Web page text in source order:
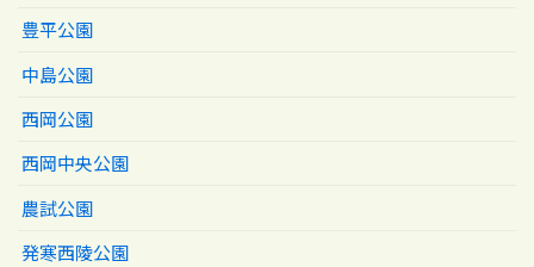
豊平公園
中島公園
西岡公園
西岡中央公園
農試公園
発寒西陵公園